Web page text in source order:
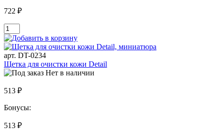
722 ₽
арт. DT-0234
Щетка для очистки кожи Detail
Нет в наличии
513 ₽
Бонусы:
513 ₽